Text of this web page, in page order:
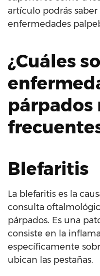
artículo podrás saber
enfermedades
¿Cuáles
párpados
Blefaritis
La blefaritis es la
consulta
párpados. Es una
consiste en la
específicamente
ubican las pestañas.